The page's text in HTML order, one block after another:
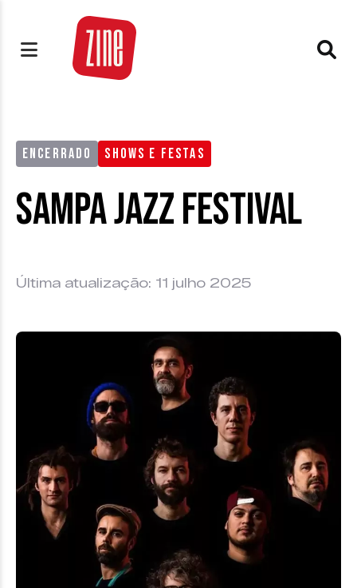
ENCERRADO SHOWS E FESTAS
Sampa Jazz Festival
Última atualização: 11 julho 2025